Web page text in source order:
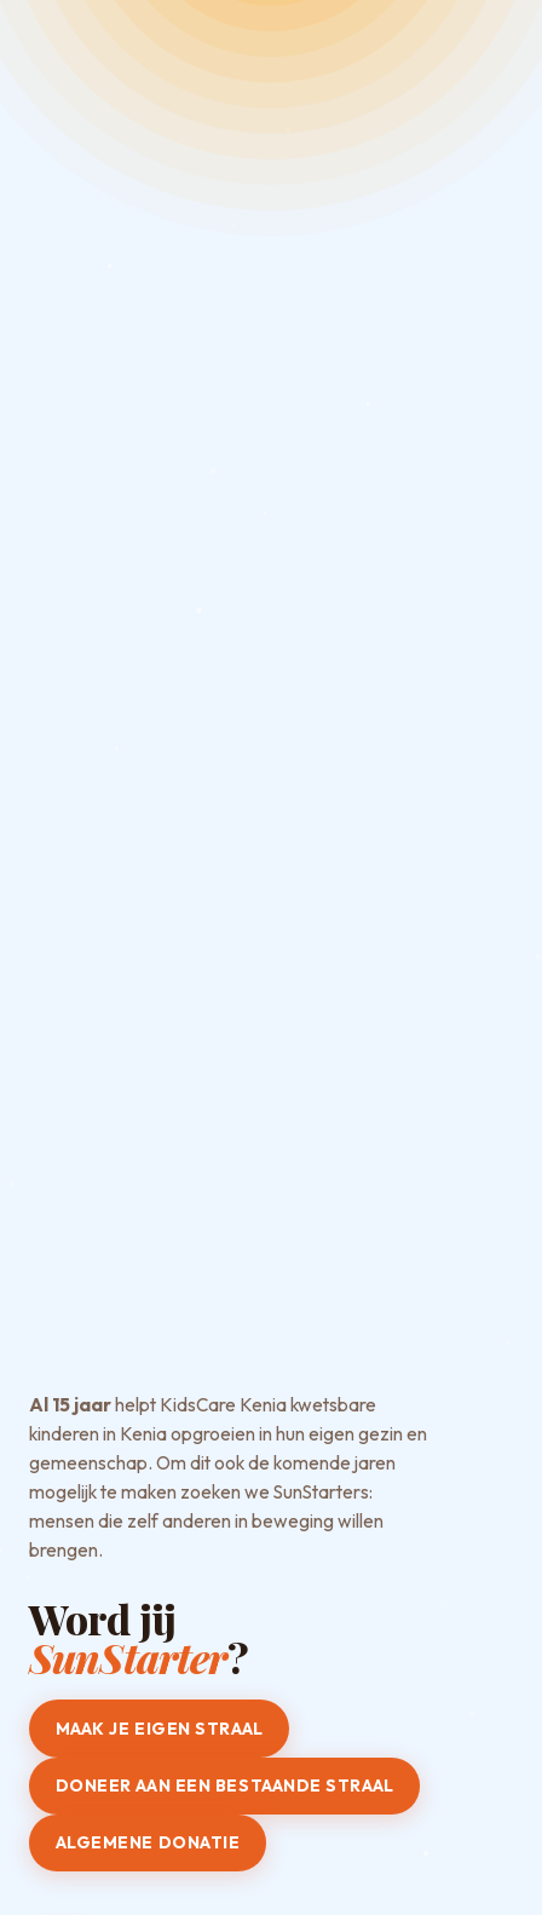
Al 15 jaarhelpt KidsCare Kenia kwetsbare
kinderen in Kenia opgroeien in hun eigen gezin en
gemeenschap. Om dit ook de komende jaren
mogelijk te maken zoeken we SunStarters:
mensen die zelf anderen in beweging willen
brengen.
Word jij
SunStarter?
MAAK JE EIGEN STRAAL
DONEER AAN EEN BESTAANDE STRAAL
ALGEMENE DONATIE